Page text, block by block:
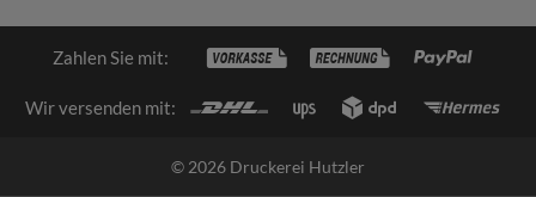
Zahlen Sie mit:
Wir versenden mit:
© 2026 Druckerei Hutzler